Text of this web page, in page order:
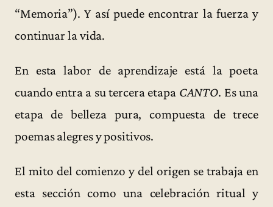
“Memoria”). Y así puede encontrar la fuerza y
continuar la vida.
En esta labor de aprendizaje está la poeta
cuando entra a su tercera etapa CANTO. Es una
etapa de belleza pura, compuesta de trece
poemas alegres y positivos.
El mito del comienzo y del origen se trabaja en
esta sección como una celebración ritual y